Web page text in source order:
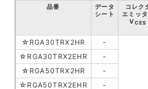
品番
データ
シート
コレク
エミッ
VCES
☆RGA30TRX2HR -
☆RGA30TRX2EHR
-
☆RGA50TRX2HR
-
☆RGA50TRX2EHR
-